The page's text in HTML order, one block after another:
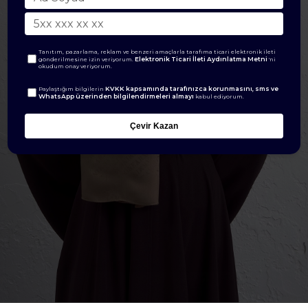
Tanıtım, pazarlama, reklam ve benzeri amaçlarla tarafıma ticari elektronik ileti
gönderilmesine izin veriyorum.Elektronik Ticari İleti Aydınlatma Metni 'ni
okudum onay veriyorum.
Paylaştığım bilgilerinKVKK kapsamında tarafınızca korunmasını, sms ve
WhatsApp üzerinden bilgilendirmeleri almayı kabul ediyorum.
Çevir Kazan